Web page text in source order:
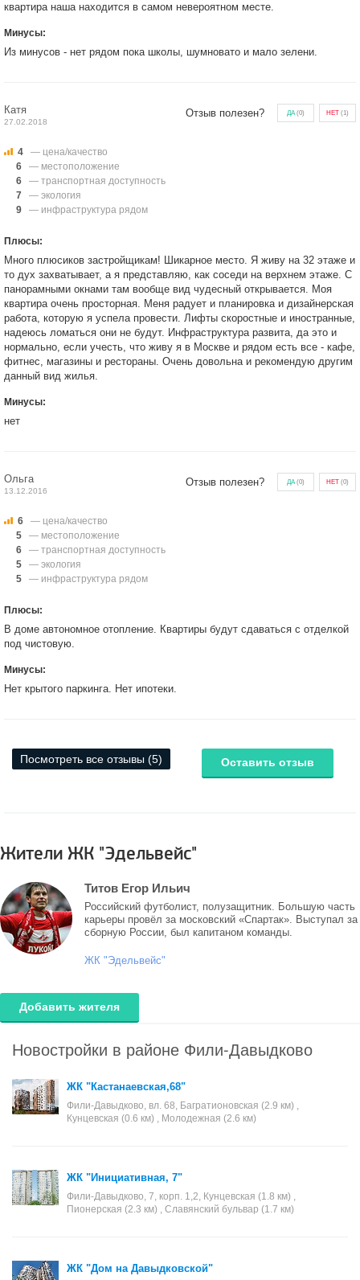
квартира наша находится в самом невероятном месте.
Минусы:
Из минусов - нет рядом пока школы, шумновато и мало зелени.
Катя
27.02.2018
Отзыв полезен? ДА(0) НЕТ (1)
4
— цена/качество
6
— местоположение
6
— транспортная доступность
7
— экология
9
— инфраструктура рядом
Плюсы:
Много плюсиков застройщикам! Шикарное место. Я живу на 32 этаже и
то дух захватывает, а я представляю, как соседи на верхнем этаже. С
панорамными окнами там вообще вид чудесный открывается. Моя
квартира очень просторная. Меня радует и планировка и дизайнерская
работа, которую я успела провести. Лифты скоростные и иностранные,
надеюсь ломаться они не будут. Инфраструктура развита, да это и
нормально, если учесть, что живу я в Москве и рядом есть все - кафе,
фитнес, магазины и рестораны. Очень довольна и рекомендую другим
данный вид жилья.
Минусы:
нет
Ольга
13.12.2016
Отзыв полезен? ДА(0) НЕТ (0)
6
— цена/качество
5
— местоположение
6
— транспортная доступность
5
— экология
5
— инфраструктура рядом
Плюсы:
В доме автономное отопление. Квартиры будут сдаваться с отделкой
под чистовую.
Минусы:
Нет крытого паркинга. Нет ипотеки.
Посмотреть все отзывы (5) Оставить отзыв
Жители ЖК "Эдельвейс"
Титов Егор Ильич
Российский футболист, полузащитник. Большую часть
карьеры провёл за московский «Спартак». Выступал за
сборную России, был капитаном команды.
ЖК "Эдельвейс"
Добавить жителя
Новостройки в районе Фили-Давыдково
ЖК "Кастанаевская,68"
Фили-Давыдково, вл. 68, Багратионовская (2.9 км) ,
Кунцевская (0.6 км) , Молодежная (2.6 км)
ЖК "Инициативная, 7"
Фили-Давыдково, 7, корп. 1,2, Кунцевская (1.8 км) ,
Пионерская (2.3 км) , Славянский бульвар (1.7 км)
ЖК "Дом на Давыдковской"